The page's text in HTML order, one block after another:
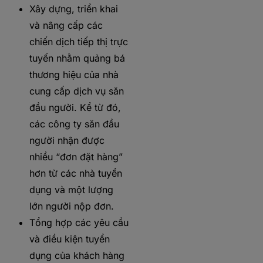
Xây dựng, triển khai
và nâng cấp các
chiến dịch tiếp thị trực
tuyến nhằm quảng bá
thương hiệu của nhà
cung cấp dịch vụ săn
đầu người. Kể từ đó,
các công ty săn đầu
người nhận được
nhiều “đơn đặt hàng”
hơn từ các nhà tuyển
dụng và một lượng
lớn người nộp đơn.
Tổng hợp các yêu cầu
và điều kiện tuyển
dụng của khách hàng